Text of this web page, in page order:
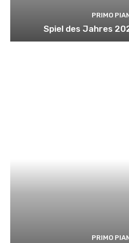
PRIMO
Spiel des Jahres
PRIMO